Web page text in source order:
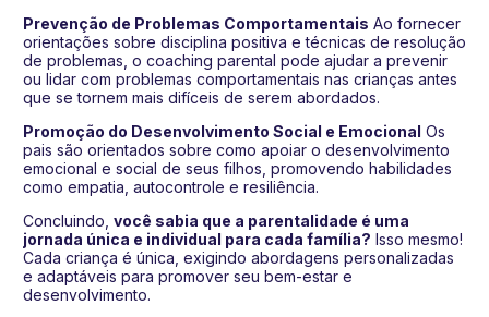
Prevenção de Problemas Comportamentais Ao fornecer
orientações sobre disciplina positiva e técnicas de resolução
de problemas, o coaching parental pode ajudar a prevenir
ou lidar com problemas comportamentais nas crianças antes
que se tornem mais difíceis de serem abordados.
Promoção do Desenvolvimento Social e Emocional Os
pais são orientados sobre como apoiar o desenvolvimento
emocional e social de seus filhos, promovendo habilidades
como empatia, autocontrole e resiliência.
Concluindo, você sabia que a parentalidade é uma
jornada única e individual para cada família? Isso mesmo!
Cada criança é única, exigindo abordagens personalizadas
e adaptáveis para promover seu bem-estar e
desenvolvimento.